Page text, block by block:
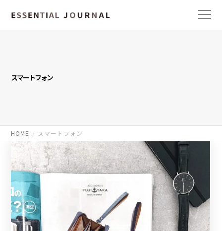
スマートフォン
HOME スマートフォン